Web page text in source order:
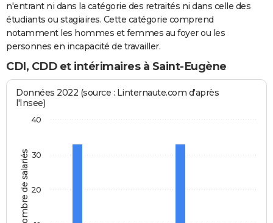
n'entrant ni dans la catégorie des retraités ni dans celle des
étudiants ou stagiaires. Cette catégorie comprend
notamment les hommes et femmes au foyer ou les
personnes en incapacité de travailler.
CDI, CDD et intérimaires à Saint-Eugène
Nombre de salariés
Données 2022 (source : Linternaute.com d'après
l'Insee)
20
30
40